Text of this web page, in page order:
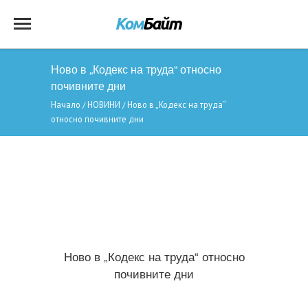
Ново в „Кодекс на труда“ относно
почивните дни
Начало / НОВИНИ / Ново в „Кодекс на труда“
относно почивните дни
Ново в „Кодекс на труда“ относно
почивните дни